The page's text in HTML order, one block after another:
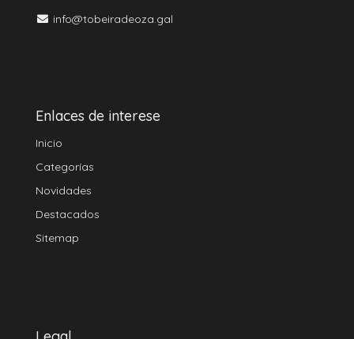
info@tobeiradeoza.gal
Enlaces de interese
Inicio
Categorías
Novidades
Destacados
Sitemap